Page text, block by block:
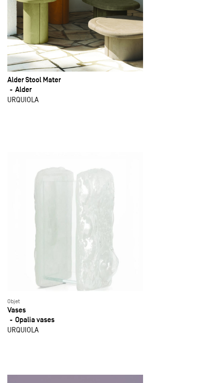
Alder Stool Mater
Alder
URQUIOLA
Objet
Vases
Opalia vases
URQUIOLA